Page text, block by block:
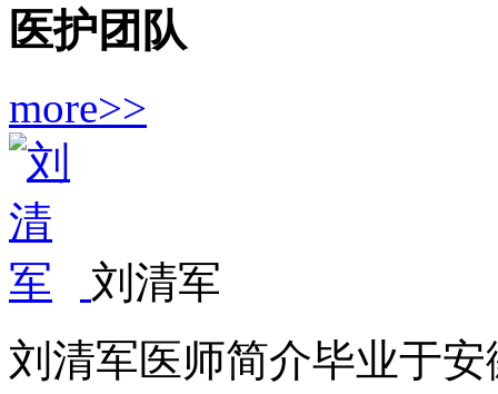
医护团队
more>>
刘清军
刘清军医师简介毕业于